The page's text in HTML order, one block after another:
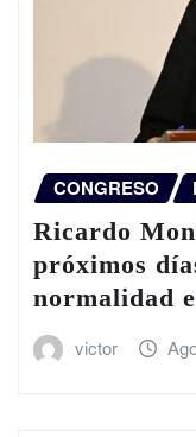
CONGRESO
Ricardo
próximos
normalidad
victor